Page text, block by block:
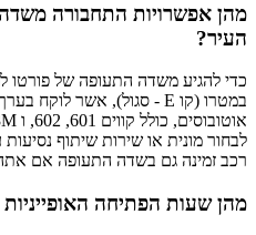
מהן אפשרויות התחבורה
העיר?
כדי להגיע משדה התעופה של
לבחור מונית או שירות שיתוף
רכב זמינה גם בשדה התעופה אם
מהן שעות הפתיחה האופייניות